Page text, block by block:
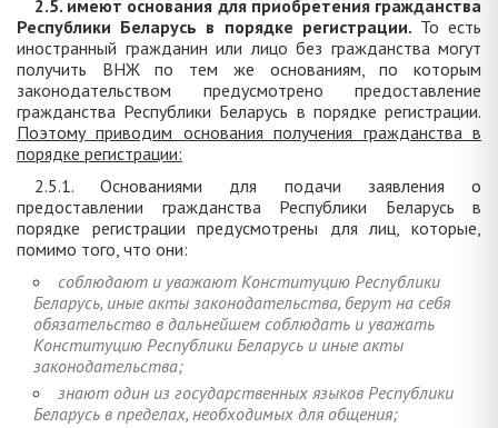
2.5. имеют основания для приобретения гражданства
Республики Беларусь в порядке регистрации. То есть
иностранный гражданин или лицо без гражданства могут
получить ВНЖ по тем же основаниям, по которым
законодательством предусмотрено предоставление
гражданства Республики Беларусь в порядке регистрации.
Поэтому приводим основания получения гражданства в
порядке регистрации:
2.5.1. Основаниями для подачи заявления о
предоставлении гражданства Республики Беларусь в
порядке регистрации предусмотрены для лиц, которые,
помимо того, что они:
соблюдают и уважают Конституцию Республики
Беларусь, иные акты законодательства, берут на себя
обязательство в дальнейшем соблюдать и уважать
Конституцию Республики Беларусь и иные акты
законодательства;
знают один из государственных языков Республики
Беларусь в пределах, необходимых для общения;